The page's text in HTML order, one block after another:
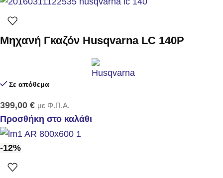
Μηχανή Γκαζόν Husqvarna LC 140P
Σε απόθεμα
399,00 € με Φ.Π.Α.
Προσθήκη στο καλάθι
-12%